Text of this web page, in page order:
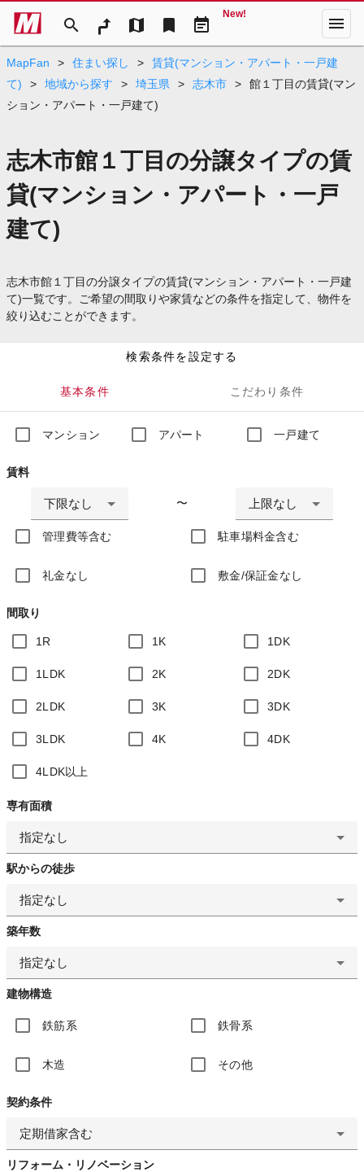
search map bookmark event_note
New! menu
MapFan > 住まい探し >
賃貸(マンション・アパート・一戸建
て)
> 地域から探す > 埼玉県 > 志木市 >
館１丁目の賃貸(マン
ション・アパート・一戸建て)
志木市館１丁目の分譲タイプの賃
貸(マンション・アパート・一戸
建て)
志木市館１丁目の分譲タイプの賃貸(マンション・アパート・一戸建
て)一覧です。ご希望の間取りや家賃などの条件を指定して、物件を
絞り込むことができます。
検索条件を設定する
基本条件 こだわり条件
マンション アパート 一戸建て
賃料
下限なし 〜 上限なし
管理費等含む 駐車場料金含む
礼金なし 敷金/保証金なし
間取り
1R 1K 1DK
1LDK 2K 2DK
2LDK 3K 3DK
3LDK 4K 4DK
4LDK以上
専有面積
指定なし
駅からの徒歩
指定なし
築年数
指定なし
建物構造
鉄筋系 鉄骨系
木造 その他
契約条件
定期借家含む
リフォーム・リノベーション